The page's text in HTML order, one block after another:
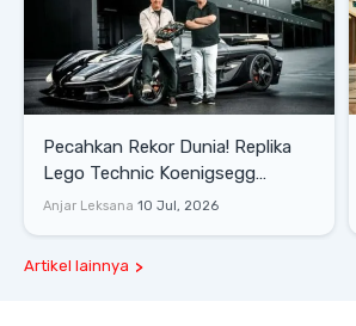
Pecahkan Rekor Dunia! Replika
Lego Technic Koenigsegg
Sadair's Spear Ukuran Asli Sukses
Anjar Leksana 10 Jul, 2026
Artikel lainnya